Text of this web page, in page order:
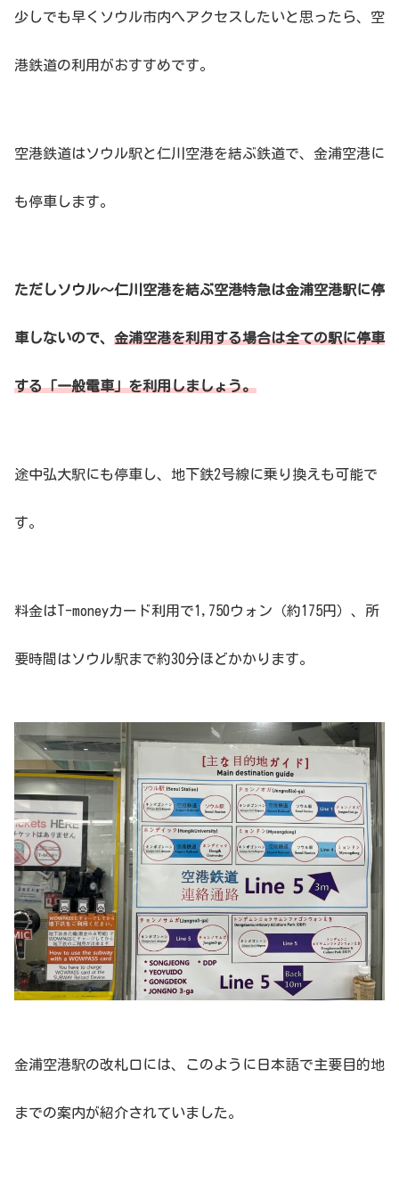
少しでも早くソウル市内へアクセスしたいと思ったら、空
港鉄道の利用がおすすめです。
空港鉄道はソウル駅と仁川空港を結ぶ鉄道で、金浦空港に
も停車します。
ただしソウル〜仁川空港を結ぶ空港特急は金浦空港駅に停
車しないので、 金浦空港を利用する場合は全ての駅に停車
する「一般電車」を利用しましょう。
途中弘大駅にも停車し、地下鉄2号線に乗り換えも可能で
す。
料金はT-moneyカード利用で1,750ウォン（約175円）、所
要時間はソウル駅まで約30分ほどかかります。
金浦空港駅の改札口には、このように日本語で主要目的地
までの案内が紹介されていました。